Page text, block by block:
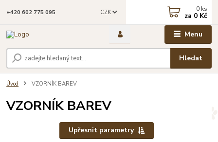
Menu
CZK
Hledat
+420 602 775 095 0 ks
za 0 Kč
Úvod VZORNÍK BAREV
VZORNÍK BAREV
Upřesnit parametry